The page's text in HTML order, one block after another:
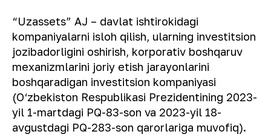
“Uzassets” AJ – davlat ishtirokidagi
kompaniyalarni isloh qilish, ularning investitsion
jozibadorligini oshirish, korporativ boshqaruv
mexanizmlarini joriy etish jarayonlarini
boshqaradigan investitsion kompaniyasi
(O‘zbekiston Respublikasi Prezidentining 2023-
yil 1-martdagi PQ-83-son va 2023-yil 18-
avgustdagi PQ-283-son qarorlariga muvofiq).